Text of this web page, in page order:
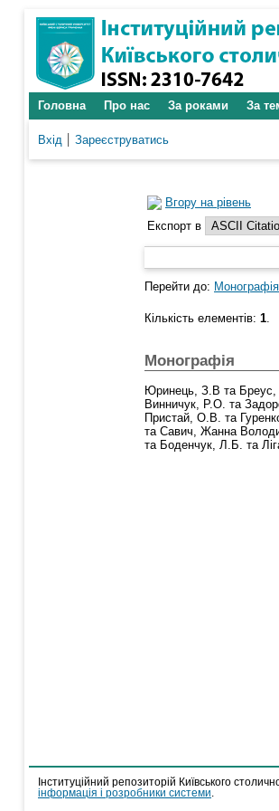
Головна Про нас За роками За
Вхід Зареєструватись
Вгору на рівень
Експорт в
Перейти до: Монографія
Кількість елементів: 1.
Монографія
Юринець, З.В та
Винничук, Р.О. та
Пристай, О.В. та
та Савич, Жанна
та Боденчук, Л.Б. та
Інституційний репозиторій Київського
інформація і розробники системи